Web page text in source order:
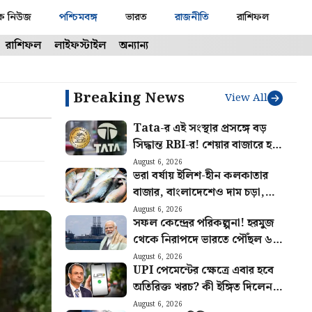
নিউজ পশ্চিমবঙ্গ ভারত রাজনীতি রাশিফল
রাশিফল লাইফস্টাইল অন্যান্য
Breaking News View All
Tata-র এই সংস্থার প্রসঙ্গে বড়
সিদ্ধান্ত RBI-র! শেয়ার বাজারে হবে
লিস্টিং?
August 6, 2026
ভরা বর্ষায় ইলিশ-হীন কলকাতার
বাজার, বাংলাদেশেও দাম চড়া,
কিন্তু কেন?
August 6, 2026
সফল কেন্দ্রের পরিকল্পনা! হরমুজ
থেকে নিরাপদে ভারতে পৌঁছল ৬০
জাহাজ, ফিরলেন ৩,৯৭২ জন
নাবিক
August 6, 2026
UPI পেমেন্টের ক্ষেত্রে এবার হবে
অতিরিক্ত খরচ? কী ইঙ্গিত দিলেন
RBI গভর্নর?
August 6, 2026